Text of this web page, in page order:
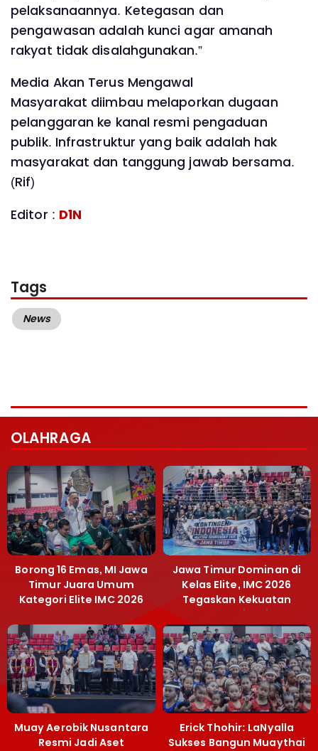
pelaksanaannya. Ketegasan dan
pengawasan adalah kunci agar amanah
rakyat tidak disalahgunakan.”
Media Akan Terus Mengawal
Masyarakat diimbau melaporkan dugaan
pelanggaran ke kanal resmi pengaduan
publik. Infrastruktur yang baik adalah hak
masyarakat dan tanggung jawab bersama.
(Rif)
Editor : D1N
Tags
News
OLAHRAGA
Borong 16 Emas, MI Jawa
Timur Juara Umum
Kategori Elite IMC 2026
Jawa Timur Dominan di
Kelas Elite, IMC 2026
Tegaskan Kekuatan
Muaythai Jatim
Muay Aerobik Nusantara
Resmi Jadi Aset
Erick Thohir: LaNyalla
Sukses Bangun Muaythai